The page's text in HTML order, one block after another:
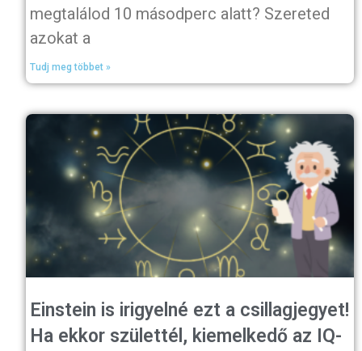
megtalálod 10 másodperc alatt? Szereted
azokat a
Tudj meg többet »
Einstein is irigyelné ezt a csillagjegyet!
Ha ekkor születtél, kiemelkedő az IQ-